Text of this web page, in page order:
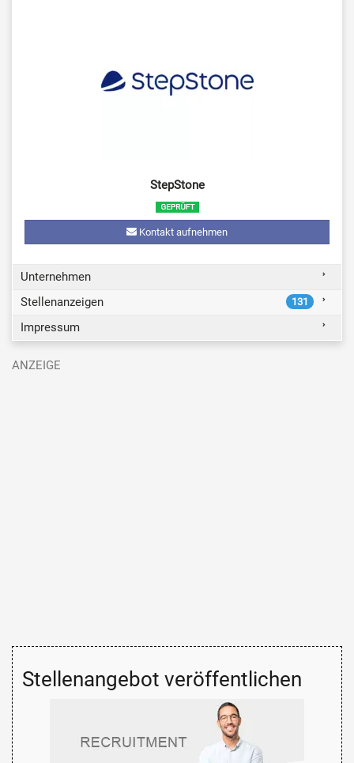
StepStone
Kontakt aufnehmen
Unternehmen
Stellenanzeigen
131
Impressum
Stellenangebot veröffentlichen